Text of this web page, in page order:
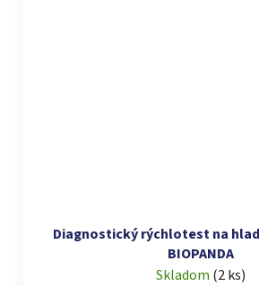
Diagnostický rýchlotest na
BIOPANDA
Skladom (2 ks)